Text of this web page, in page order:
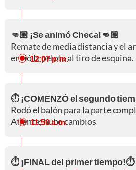
👊🏼 ¡Se animó Checa!👊🏼
Remate de media distancia y el
envió la pelota al tiro de esquina.
12:07 p. m.
⏱️ ¡COMENZÓ el segundo
Rodó el balón para la parte
Atlanta; hubo cambios.
11:50 a. m.
⏱️ ¡FINAL del primer tiempo!⏱️